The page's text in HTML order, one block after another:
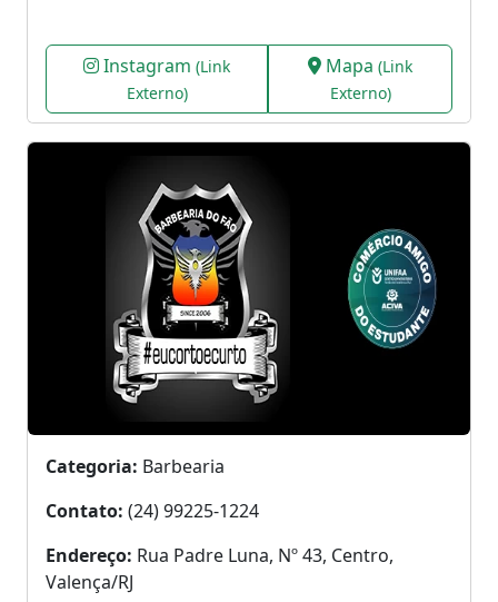
Instagram(Link
Externo)
Mapa(Link
Externo)
Categoria: Barbearia
Contato: (24) 99225-1224
Endereço: Rua Padre Luna, Nº 43, Centro,
Valença/RJ